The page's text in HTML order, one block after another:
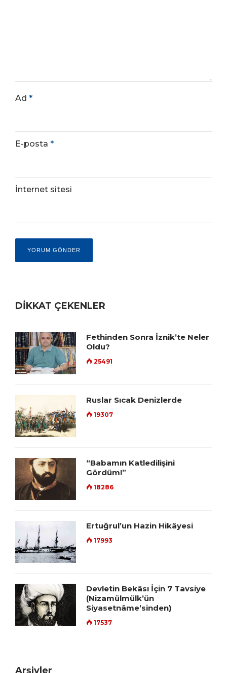
Ad *
E-posta *
İnternet sitesi
DİKKAT ÇEKENLER
Fethinden Sonra İznik’te Neler
Oldu?
25491
Ruslar Sıcak Denizlerde
19307
“Babamın Katledilişini
Gördüm!”
18286
Ertuğrul’un Hazin Hikâyesi
17993
Devletin Bekâsı İçin 7 Tavsiye
(Nizamülmülk’ün
Siyasetnâme’sinden)
17537
Arşivler